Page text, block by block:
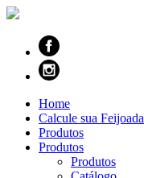
Home
Calcule sua Feijoada
Produtos
Produtos
Produtos